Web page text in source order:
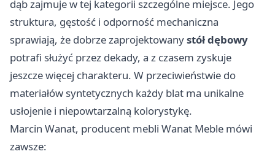
dąb zajmuje w tej kategorii szczególne miejsce. Jego
struktura, gęstość i odporność mechaniczna
sprawiają, że dobrze zaprojektowanystół dębowy
potrafi służyć przez dekady, a z czasem zyskuje
jeszcze więcej charakteru. W przeciwieństwie do
materiałów syntetycznych każdy blat ma unikalne
usłojenie i niepowtarzalną kolorystykę.
Marcin Wanat, producent mebli Wanat Meble mówi
zawsze: